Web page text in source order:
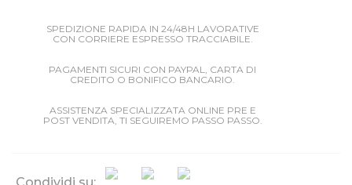
SPEDIZIONE RAPIDA IN 24/48H LAVORATIVE
CON CORRIERE ESPRESSO TRACCIABILE.
PAGAMENTI SICURI CON PAYPAL, CARTA DI
CREDITO O BONIFICO BANCARIO.
ASSISTENZA SPECIALIZZATA ONLINE PRE E
POST VENDITA, TI SEGUIREMO PASSO PASSO.